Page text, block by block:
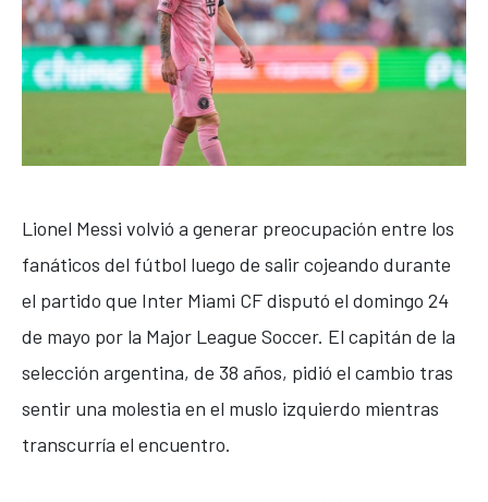
Lionel Messi volvió a generar preocupación entre los
fanáticos del fútbol luego de salir cojeando durante
el partido que Inter Miami CFdisputó el domingo 24
de mayo por la Major League Soccer. El capitán de la
selección argentina, de 38 años, pidió el cambio tras
sentir una molestia en el muslo izquierdo mientras
transcurría el encuentro.